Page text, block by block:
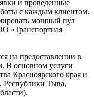
и проведенные
с каждым клиентом.
мощный пул
«Транспортная
на предоставлении в
В основном услуги
Красноярского края и
Республики Тыва,